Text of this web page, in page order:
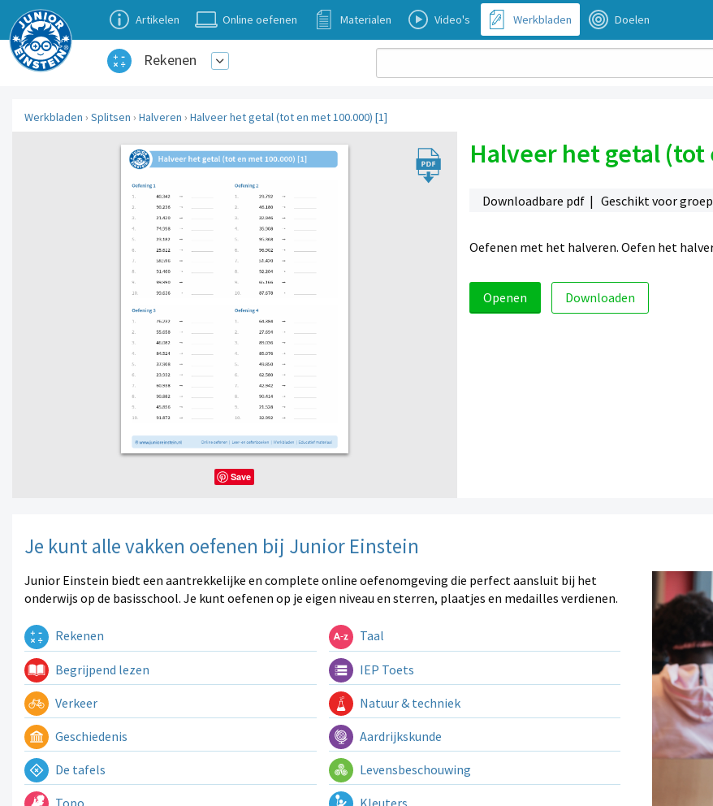
Artikelen Online oefenen Materialen Video's Werkbladen Doelen
Rekenen
Werkbladen › Splitsen › Halveren › Halveer het getal (tot en met 100.000) [1]
Halveer het getal (tot
Downloadbare pdf | Geschikt voor
Oefenen met het halveren. Oefen het
Openen Downloaden
Save
Je kunt alle vakken oefenen bij Junior Einstein
Junior Einstein biedt een aantrekkelijke en complete online oefenomgeving die perfect aansluit bij het
onderwijs op de basisschool. Je kunt oefenen op je eigen niveau en sterren, plaatjes en medailles verdienen.
Rekenen Taal
Begrijpend lezen IEP Toets
Verkeer Natuur & techniek
Geschiedenis Aardrijkskunde
De tafels Levensbeschouwing
Topo Kleuters